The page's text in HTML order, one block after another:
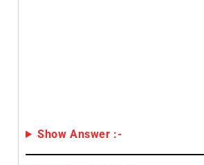
Show Answer :-